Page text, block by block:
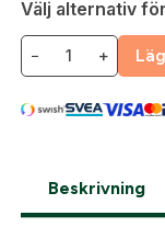
Välj alternativ
− +
Beskrivning
automatiskt
E-
Leverans &
Gatuadress:*
Postnummer:
Fyll i din e-
Hoppe´s